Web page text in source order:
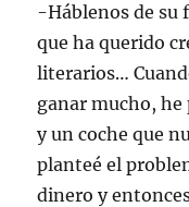
-Háblenos de su
que ha querido
literarios…
ganar mucho, he
y un coche que
planteé el
dinero y